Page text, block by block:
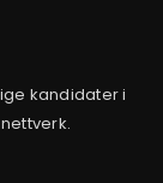
kandidater i